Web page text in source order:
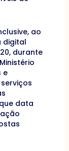
ao
digital
durante
e
data